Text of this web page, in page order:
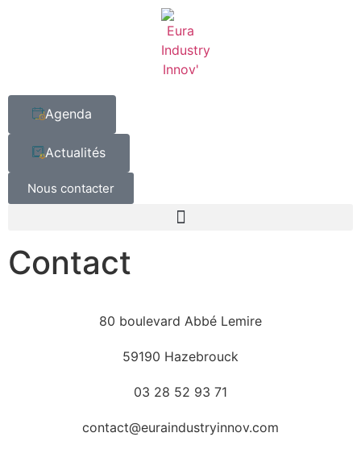
Agenda
Actualités
Nous contacter
Contact
80 boulevard Abbé Lemire
59190 Hazebrouck
03 28 52 93 71
contact@euraindustryinnov.com